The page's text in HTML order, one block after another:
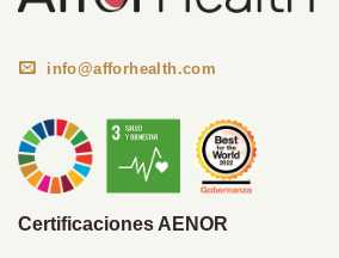
info@afforhealth.com
Certificaciones AENOR